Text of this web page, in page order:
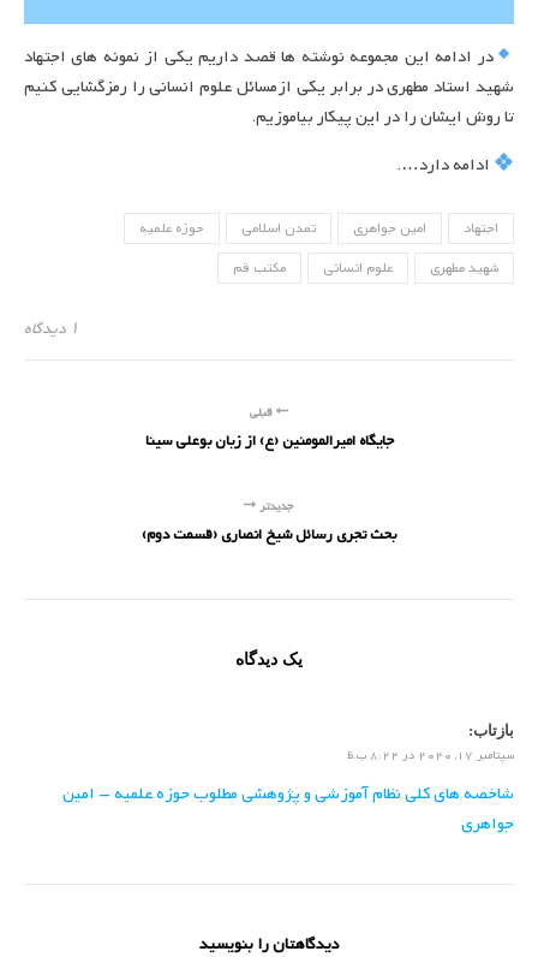
در ادامه این مجموعه نوشته ها قصد داریم یکی از نمونه های اجتهاد
شهید استاد مطهری در برابر یکی ازمسائل علوم انسانی را رمزگشایی کنیم
تا روش ایشان را در این پیکار بیاموزیم.
ادامه دارد….
اجتهاد امین جواهری تمدن اسلامی
حوزه علمیه
شهید مطهری
علوم انسانی مکتب قم
۱ دیدگاه
قبلی
جایگاه امیرالمومنین (ع) از زبان بوعلی سینا
جدیدتر
بحث تجری رسائل شیخ انصاری (قسمت دوم)
یک دیدگاه
بازتاب:
سپتامبر 17, 2020 در 8:22 ب.ظ
شاخصه های کلی نظام آموزشی و پژوهشی مطلوب حوزه علمیه – امین
جواهری
دیدگاهتان را بنویسید